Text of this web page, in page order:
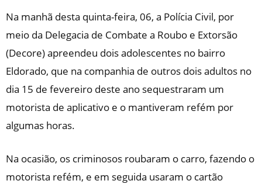
Na manhã desta quinta-feira, 06, a Polícia Civil, por
meio da Delegacia de Combate a Roubo e Extorsão
(Decore) apreendeu dois adolescentes no bairro
Eldorado, que na companhia de outros dois adultos no
dia 15 de fevereiro deste ano sequestraram um
motorista de aplicativo e o mantiveram refém por
algumas horas.
Na ocasião, os criminosos roubaram o carro, fazendo o
motorista refém, e em seguida usaram o cartão